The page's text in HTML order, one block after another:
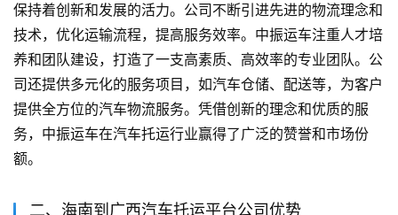
保持着创新和发展的活力。公司不断引进先进的物流理念和
技术，优化运输流程，提高服务效率。中振运车注重人才培
养和团队建设，打造了一支高素质、高效率的专业团队。公
司还提供多元化的服务项目，如汽车仓储、配送等，为客户
提供全方位的汽车物流服务。凭借创新的理念和优质的服
务，中振运车在汽车托运行业赢得了广泛的赞誉和市场份
额。
二、海南到广西汽车托运平台公司优势